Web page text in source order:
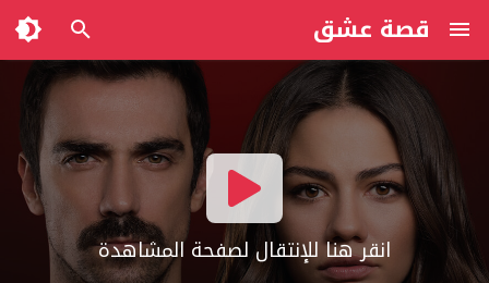
قصة عشق
انقر هنا للإنتقال لصفحة المشاهدة